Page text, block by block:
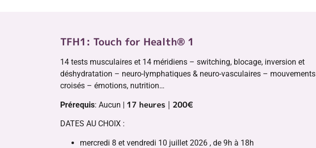
TFH1: Touch for Health® 1
14 tests musculaires et 14 méridiens – switching, blocage, inversion et
déshydratation – neuro-lymphatiques & neuro-vasculaires – mouvements
croisés – émotions, nutrition…
Prérequis: Aucun | 17 heures | 200€
DATES AU CHOIX :
mercredi 8 et vendredi 10 juillet 2026 , de 9h à 18h